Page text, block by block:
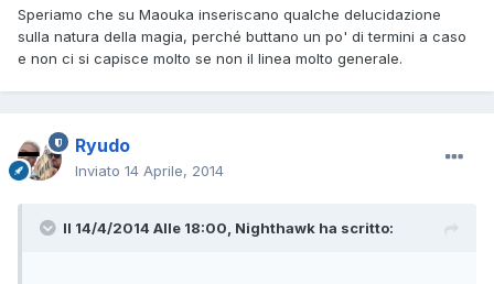
Speriamo che su Maouka inseriscano qualche delucidazione
sulla natura della magia, perché buttano un po' di termini a caso
e non ci si capisce molto se non il linea molto generale.
Ryudo
Inviato 14 Aprile, 2014
Il 14/4/2014 Alle 18:00, Nighthawk ha scritto: